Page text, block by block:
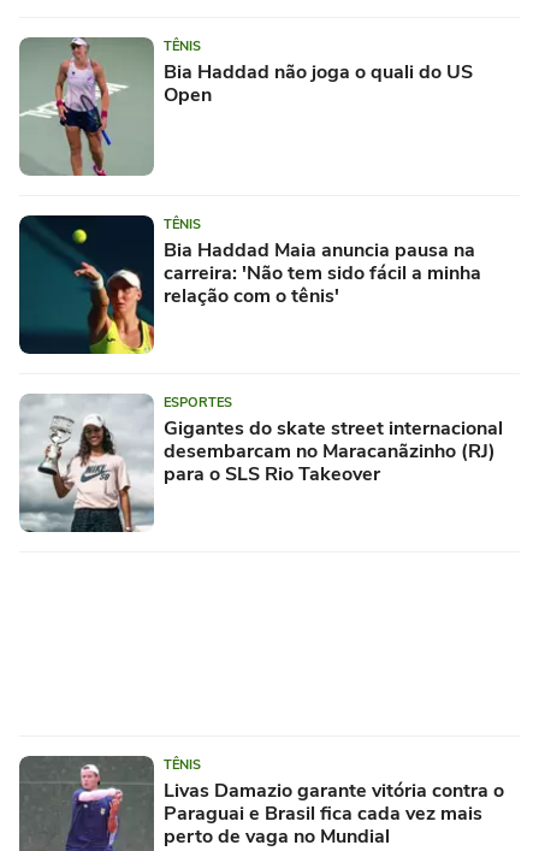
TÊNIS
Bia Haddad não joga o quali do US
Open
TÊNIS
Bia Haddad Maia anuncia pausa na
carreira: 'Não tem sido fácil a minha
relação com o tênis'
ESPORTES
Gigantes do skate street internacional
desembarcam no Maracanãzinho (RJ)
para o SLS Rio Takeover
TÊNIS
Livas Damazio garante vitória contra o
Paraguai e Brasil fica cada vez mais
perto de vaga no Mundial